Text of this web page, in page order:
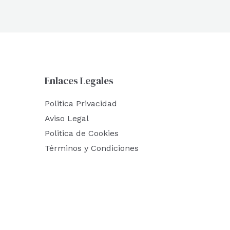
Enlaces Legales
Politica Privacidad
Aviso Legal
Politica de Cookies
Términos y Condiciones